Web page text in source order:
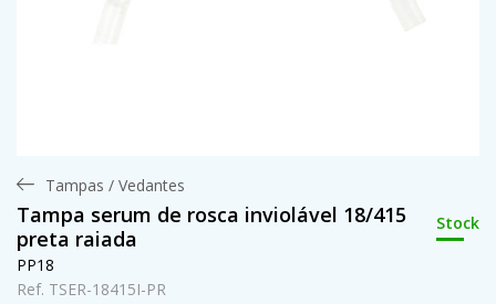
Tampas / Vedantes
Tampa serum de rosca inviolável 18/415
preta raiada
Stock
PP18
Ref. TSER-18415I-PR